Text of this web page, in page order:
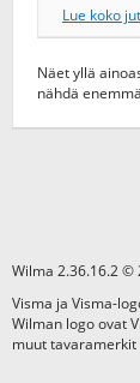
Lue koko
Näet yllä
nähdä
Wilma 2.36.16.2 ©
Visma ja Visma-
Wilman logo ovat
muut